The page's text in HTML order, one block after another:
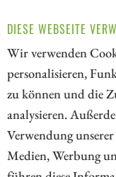
DIESE WEBSEITE
Wir verwenden
personalisieren,
zu können und die
analysieren.
Verwendung
Medien, Werbung
Amazon, das die
selbst plant, mittels
ZUM KOMMENTAR
//